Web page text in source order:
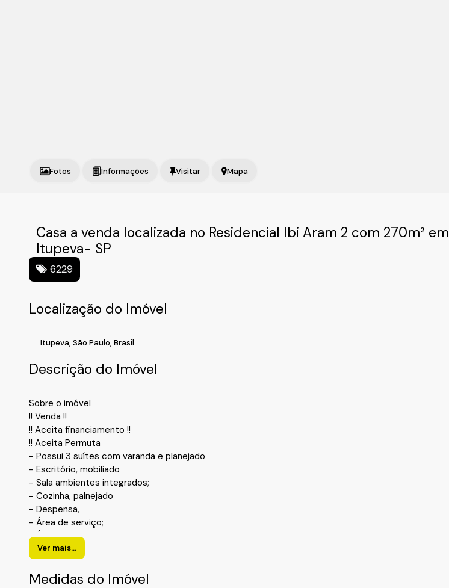
Fotos Mapa
Casa a venda localizada no Residencial Ibi Aram 2 com 270m² em
Itupeva- SP
6229
Localização do Imóvel
Itupeva, São Paulo, Brasil
Descrição do Imóvel
Sobre o imóvel
!! Venda !!
!! Aceita financiamento !!
!! Aceita Permuta
- Possui 3 suítes com varanda e planejado
- Escritório, mobiliado
- Sala ambientes integrados;
- Cozinha, palnejado
- Despensa,
- Área de serviço;
- Área gourmet, com churrasqueira
- Piscina;
- Lavabo;
- Garagem para 4 carros
Ver mais...
Medidas do Imóvel